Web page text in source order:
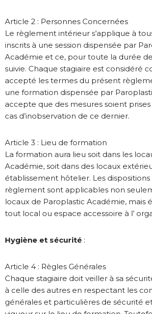
Article 2 : Personnes Concernées
Le règlement intérieur s’applique à
inscrits à une session dispensée par
Académie et ce, pour toute la durée
suivie. Chaque stagiaire est considéré
accepté les termes du présent
une formation dispensée par
accepte que des mesures soient
cas d’inobservation de ce dernier.
Article 3 : Lieu de formation
La formation aura lieu soit dans les
Académie, soit dans des locaux
établissement hôtelier. Les
règlement sont applicables non
locaux de Paroplastic Académie, mais
tout local ou espace accessoire à l’
Hygiène et sécurité :
Article 4 : Règles Générales
Chaque stagiaire doit veiller à sa
à celle des autres en respectant les
générales et particulières de sécurité